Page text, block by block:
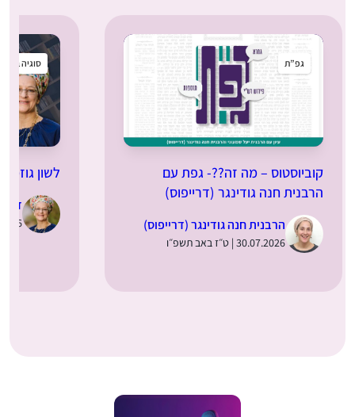
גפ”ת
קוביוסטוס – מה זה??- גפת עם
הרבנית חנה גודינגר (דרייפוס)
הרבנית חנה גודינגר (דרייפוס)
30.07.2026 | ט״ז באב תשפ״ו
סוגיה
לשון גוזמה
ד”ר